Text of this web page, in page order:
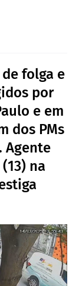
folga e
por
e em
dos PMs
Agente
na